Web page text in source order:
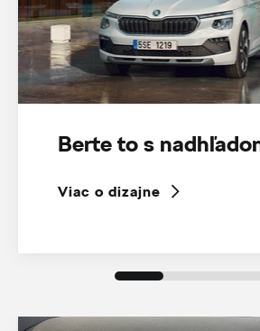
Berte to s
Viac o dizajne